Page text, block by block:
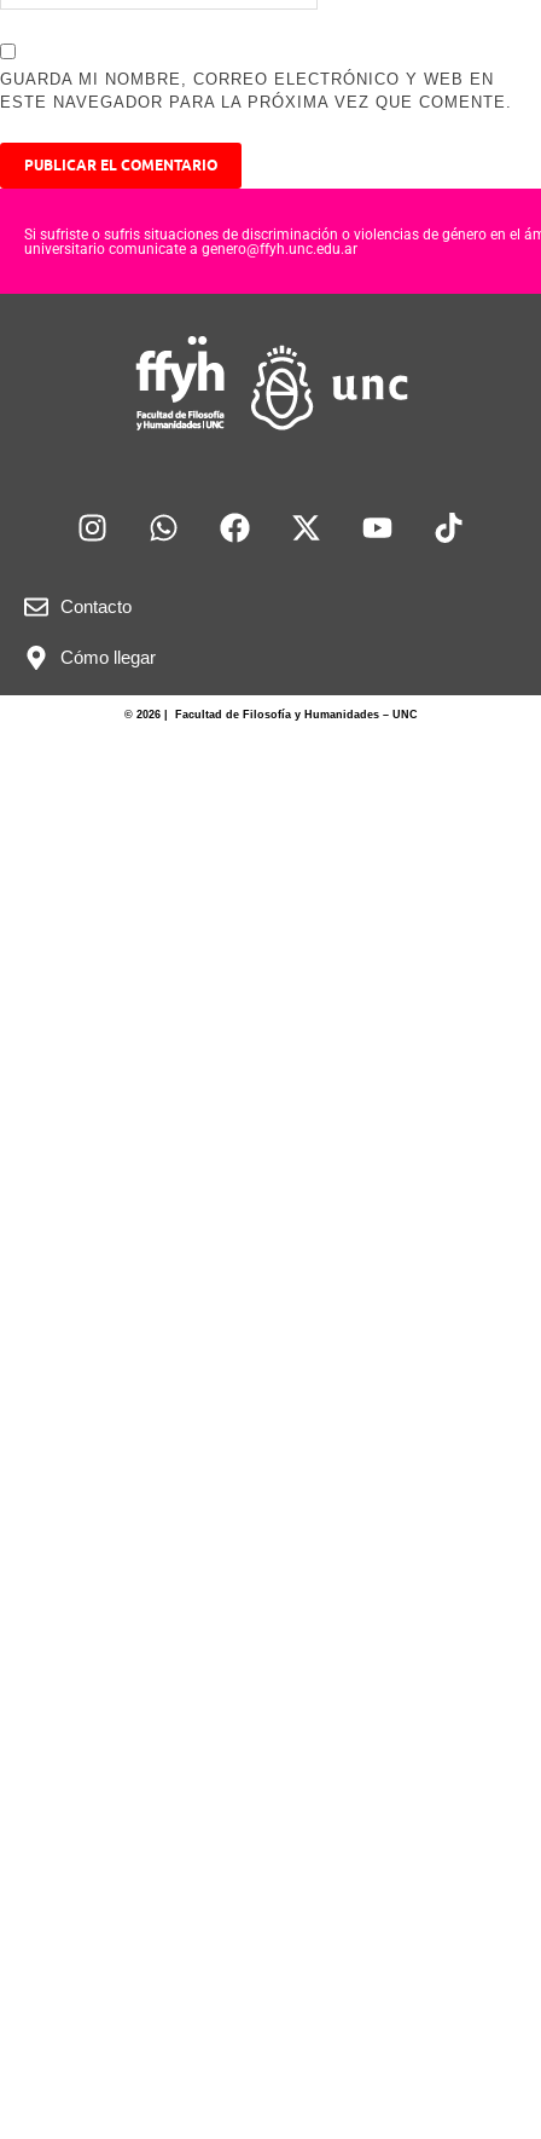
GUARDA MI NOMBRE, CORREO ELECTRÓNICO Y WEB EN
ESTE NAVEGADOR PARA LA PRÓXIMA VEZ QUE COMENTE.
Si sufriste o sufris situaciones de discriminación o violencias de género en el
universitario comunicate a genero@ffyh.unc.edu.ar
Contacto
Cómo llegar
© 2026 | Facultad de Filosofía y Humanidades – UNC